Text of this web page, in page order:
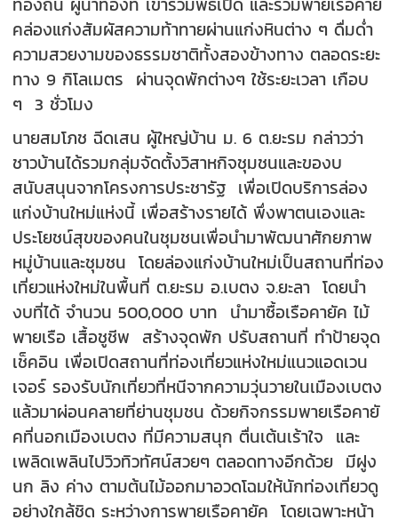
คล่องแก่งสัมผัสความท้าทายผ่านแก่งหินต่าง ๆ ดื่มด่ำ
ความสวยงามของธรรมชาติทั้งสองข้างทาง ตลอดระยะ
ทาง 9 กิโลเมตร ผ่านจุดพักต่างๆ ใช้ระยะเวลา เกือบ
ๆ 3 ชั่วโมง
นายสมโภช ฉีดเสน ผู้ใหญ่บ้าน ม. 6 ต.ยะรม กล่าวว่า
ชาวบ้านได้รวมกลุ่มจัดตั้งวิสาหกิจชุมชนและของบ
สนับสนุนจากโครงการประชารัฐ เพื่อเปิดบริการล่อง
แก่งบ้านใหม่แห่งนี้ เพื่อสร้างรายได้ พึ่งพาตนเองและ
ประโยชน์สุขของคนในชุมชนเพื่อนำมาพัฒนาศักยภาพ
หมู่บ้านและชุมชน โดยล่องแก่งบ้านใหม่เป็นสถานที่ท่อง
เที่ยวแห่งใหม่ในพื้นที่ ต.ยะรม อ.เบตง จ.ยะลา โดยนำ
งบที่ได้ จำนวน 500,000 บาท นำมาซื้อเรือคายัค ไม้
พายเรือ เสื้อชูชีพ สร้างจุดพัก ปรับสถานที่ ทำป้ายจุด
เช็คอิน เพื่อเปิดสถานที่ท่องเที่ยวแห่งใหม่แนวแอดเวน
เจอร์ รองรับนักเที่ยวที่หนีจากความวุ่นวายในเมืองเบตง
แล้วมาผ่อนคลายที่ย่านชุมชน ด้วยกิจกรรมพายเรือคายั
คที่นอกเมืองเบตง ที่มีความสนุก ตื่นเต้นเร้าใจ และ
เพลิดเพลินไปวิวทิวทัศน์สวยๆ ตลอดทางอีกด้วย มีฝูง
นก ลิง ค่าง ตามต้นไม้ออกมาอวดโฉมให้นักท่องเที่ยวดู
อย่างใกล้ชิด ระหว่างการพายเรือคายัค โดยเฉพาะหน้า